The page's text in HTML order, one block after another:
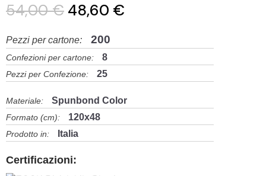
54,00 € 48,60 €
Pezzi per cartone: 200
Confezioni per cartone: 8
Pezzi per Confezione: 25
Materiale: Spunbond Color
Formato (cm): 120x48
Prodotto in: Italia
Certificazioni: